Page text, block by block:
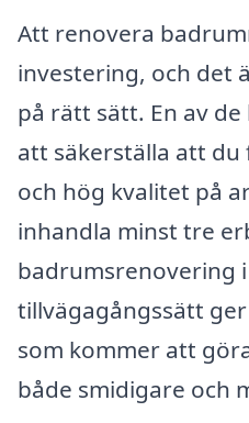
Att renovera
investering, och det
på rätt sätt. En av
att säkerställa att du
och hög kvalitet på
inhandla minst tre
badrumsrenovering
tillvägagångssätt
som kommer att
både smidigare och